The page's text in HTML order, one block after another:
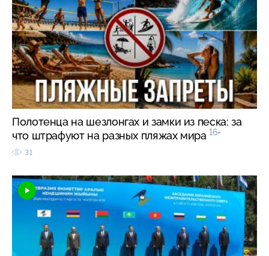
Полотенца на шезлонгах и замки из песка: за
что штрафуют на разных пляжах мира 16+
31